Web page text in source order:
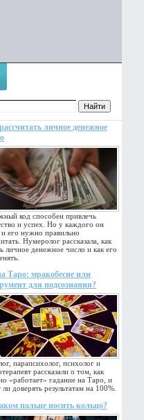
личное денежное
код способен привлечь
и успех. Но у каждого он
и его нужно правильно
Нумеролог рассказала, как
личное денежное число и как его
Таро: мракобесие или
для подсознания?
парапсихолог, психолог и
рассказали о том, как
«работает» гадание на Таро, и
ли доверять результатам на 100%.
пальце носить кольцо?